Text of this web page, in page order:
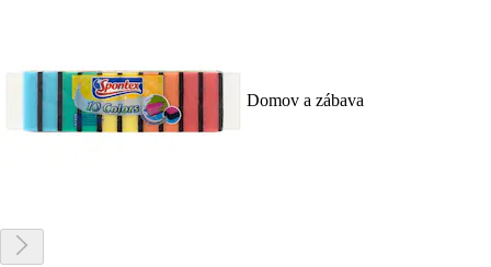
Domov a zábava